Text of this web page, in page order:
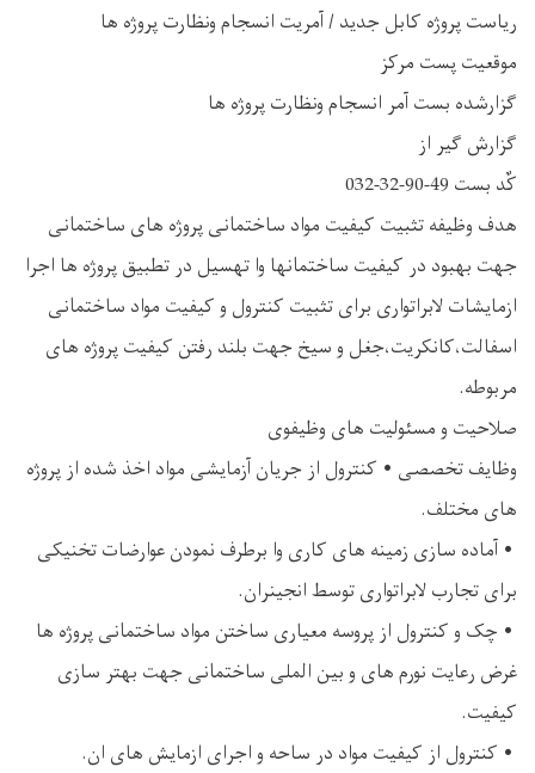
ریاست پروژه کابل جدید / آمریت انسجام ونظارت پروژه ها
موقعیت پست مرکز
گزارشده بست آمر انسجام ونظارت پروژه ها
گزارش گیر از
کٌد بست 49-90-32-032
هدف وظیفه تثبیت کیفیت مواد ساختمانی پروژه های ساختمانی
جهت بهبود در کیفیت ساختمانها وا تهسیل در تطبیق پروژه ها اجرا
ازمایشات لابراتواری برای تثبیت کنترول و کیفیت مواد ساختمانی
اسفالت،کانکریت،جغل و سیخ جهت بلند رفتن کیفیت پروژه های
مربوطه.
صلاحیت و مسئولیت های وظیفوی
وظایف تخصصی • کنترول از جریان آزمایشی مواد اخذ شده از پروژه
های مختلف.
• آماده سازی زمینه های کاری وا برطرف نمودن عوارضات تخنیکی
برای تجارب لابراتواری توسط انجینران.
• چک و کنترول از پروسه معیاری ساختن مواد ساختمانی پروژه ها
غرض رعایت نورم های و بین الملی ساختمانی جهت بهتر سازی
کیفیت.
• کنترول از کیفیت مواد در ساحه و اجرای ازمایش های ان.